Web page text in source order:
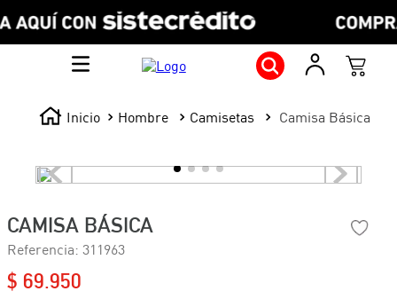
Hombre Camisetas Camisa Básica
CAMISA BÁSICA
Referencia: 311963
$ 69 950